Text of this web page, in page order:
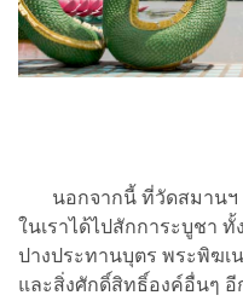
นอกจากนี้ ที่วัดสมานฯ
ในเราได้ไปสักการะบูชา
ปางประทานบุตร พระพิฆเ
และสิ่งศักดิ์สิทธิ์องค์อื่นๆ อี